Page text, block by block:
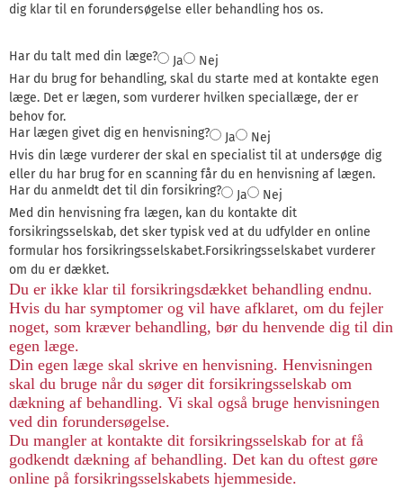
dig klar til en forundersøgelse eller behandling hos os.
Har du talt med din læge? Ja
Nej
Har du brug for behandling, skal du starte med at kontakte egen
læge. Det er lægen, som vurderer hvilken speciallæge, der er
behov for.
Har lægen givet dig en henvisning?
Ja
Nej
Hvis din læge vurderer der skal en specialist til at undersøge dig
eller du har brug for en scanning får du en henvisning af lægen.
Har du anmeldt det til din forsikring?
Ja
Nej
Med din henvisning fra lægen, kan du kontakte dit
forsikringsselskab, det sker typisk ved at du udfylder en online
formular hos forsikringsselskabet.Forsikringsselskabet vurderer
om du er dækket.
Du er ikke klar til forsikringsdækket behandling endnu.
Hvis du har symptomer og vil have afklaret, om du fejler
noget, som kræver behandling, bør du henvende dig til din
egen læge.
Din egen læge skal skrive en henvisning. Henvisningen
skal du bruge når du søger dit forsikringsselskab om
dækning af behandling. Vi skal også bruge henvisningen
ved din forundersøgelse.
Du mangler at kontakte dit forsikringsselskab for at få
godkendt dækning af behandling. Det kan du oftest gøre
online på forsikringsselskabets hjemmeside.